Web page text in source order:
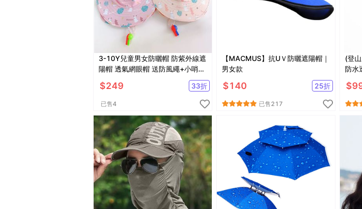
3-10Y兒童男女防曬帽 防紫外線遮
陽帽 透氣網眼帽 送防風繩+小哨子
$249 33折
已售4
【MACMUS】抗UＶ防曬遮陽帽｜
男女款
$140 25折
已售217
(登
防水
$